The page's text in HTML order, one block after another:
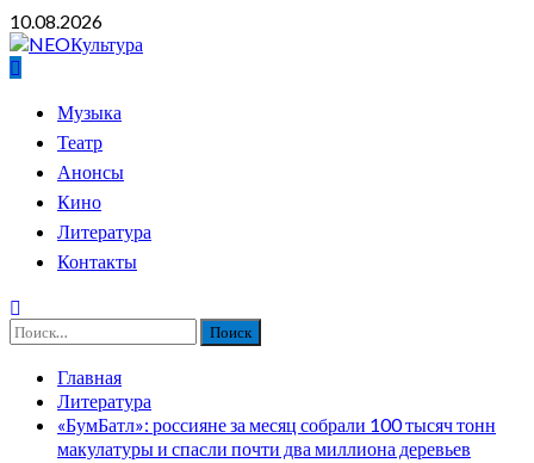
Перейти
к
содержимому
10.08.2026
ОсновноеМузыка
Театр
Анонсы
Кино
Литература
Контакты
Найти:
Главная
Литература
«БумБатл»: россияне за месяц собрали 100 тысяч тонн
макулатуры и спасли почти два миллиона деревьев